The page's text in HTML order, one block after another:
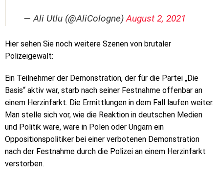
— Ali Utlu (@AliCologne)August 2, 2021
Hier sehen Sie noch weitere Szenen von brutaler
Polizeigewalt:
Ein Teilnehmer der Demonstration, der für die Partei „Die
Basis“ aktiv war, starb nach seiner Festnahme offenbar an
einem Herzinfarkt. Die Ermittlungen in dem Fall laufen weiter.
Man stelle sich vor, wie die Reaktion in deutschen Medien
und Politik wäre, wäre in Polen oder Ungarn ein
Oppositionspolitiker bei einer verbotenen Demonstration
nach der Festnahme durch die Polizei an einem Herzinfarkt
verstorben.